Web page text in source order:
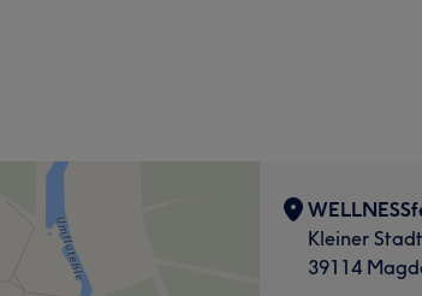
Kleiner
39114